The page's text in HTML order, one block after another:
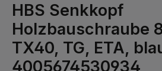
HBS Senkkopf
Holzbauschraube
TX40, TG, ETA,
4005674530934